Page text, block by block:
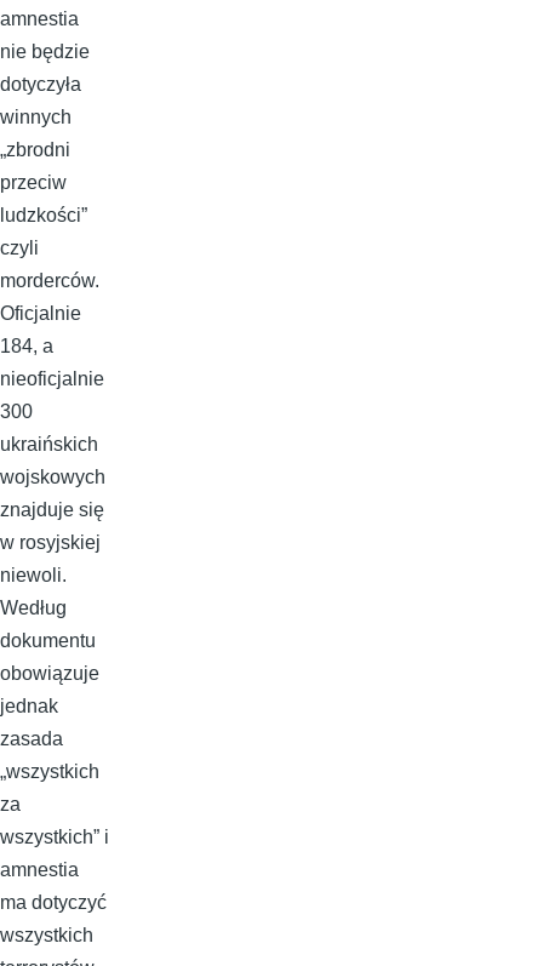
amnestia
nie będzie
dotyczyła
winnych
„zbrodni
przeciw
ludzkości”
czyli
morderców.
Oficjalnie
184, a
nieoficjalnie
300
ukraińskich
wojskowych
znajduje się
w rosyjskiej
niewoli.
Według
dokumentu
obowiązuje
jednak
zasada
„wszystkich
za
wszystkich” i
amnestia
ma dotyczyć
wszystkich